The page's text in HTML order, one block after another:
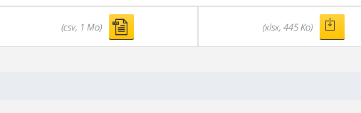
(csv, 1 Mo) (xlsx, 445 Ko)